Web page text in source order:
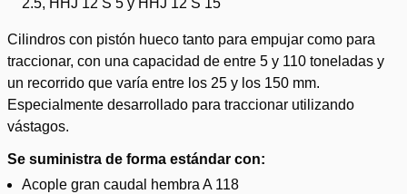
2.5, HHJ 12 S 5 y HHJ 12 S 15
Cilindros con pistón hueco tanto para empujar como para
traccionar, con una capacidad de entre 5 y 110 toneladas y
un recorrido que varía entre los 25 y los 150 mm.
Especialmente desarrollado para traccionar utilizando
vástagos.
Se suministra de forma estándar con:
Acople gran caudal hembra A 118